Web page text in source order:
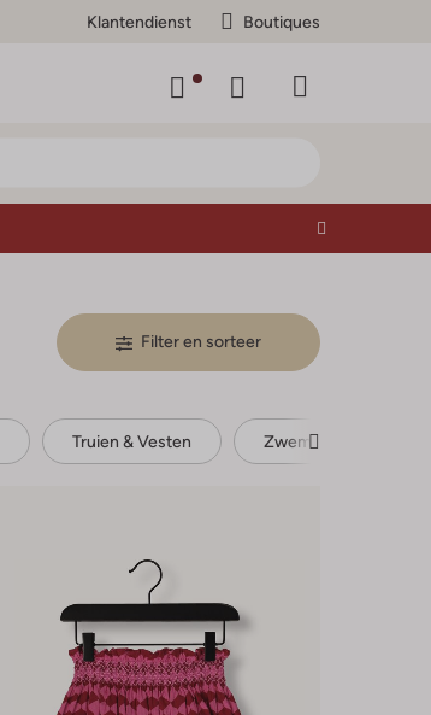
Klantendienst Boutiques
Filter en sorteer
Truien & Vesten Zwemkleding